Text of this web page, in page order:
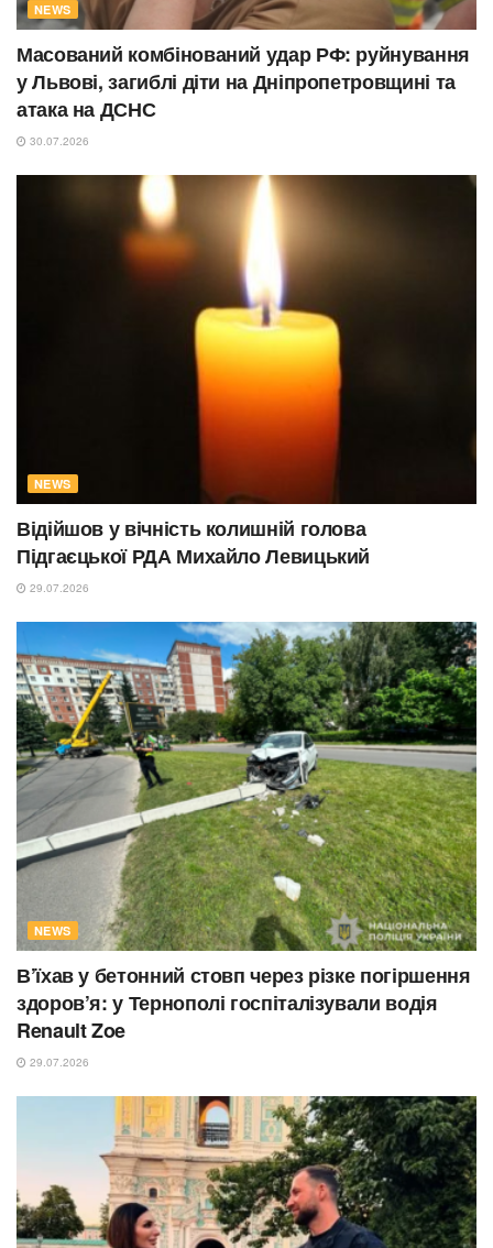
NEWS
Масований комбінований удар РФ: руйнування
у Львові, загиблі діти на Дніпропетровщині та
атака на ДСНС
30.07.2026
NEWS
Відійшов у вічність колишній голова
Підгаєцької РДА Михайло Левицький
29.07.2026
NEWS
В’їхав у бетонний стовп через різке погіршення
здоров’я: у Тернополі госпіталізували водія
Renault Zoe
29.07.2026